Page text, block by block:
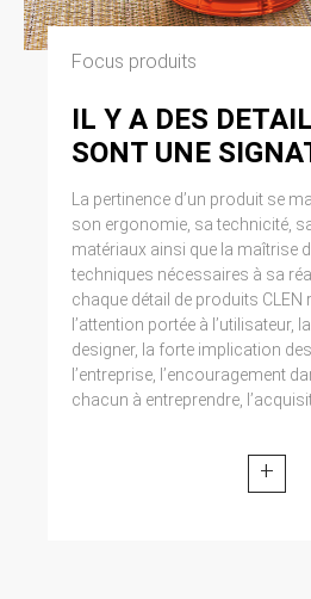
Focus produits
IL Y A DES
SONT UNE
La pertinence d’un produit se
son ergonomie, sa technicité,
matériaux ainsi que la maîtrise
techniques nécessaires à sa
chaque détail de produits CLEN
l’attention portée à l’utilisateur,
designer, la forte implication
l’entreprise, l’encouragement
chacun à entreprendre,
+